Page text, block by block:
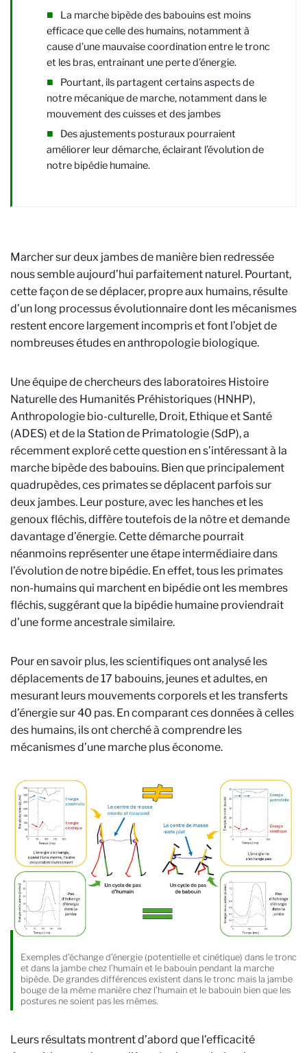
La marche bipède des babouins est moins
efficace que celle des humains, notamment à
cause d’une mauvaise coordination entre le tronc
et les bras, entrainant une perte d’énergie.
Pourtant, ils partagent certains aspects de
notre mécanique de marche, notamment dans le
mouvement des cuisses et des jambes
Des ajustements posturaux pourraient
améliorer leur démarche, éclairant l’évolution de
notre bipédie humaine.
Marcher sur deux jambes de manière bien redressée
nous semble aujourd’hui parfaitement naturel. Pourtant,
cette façon de se déplacer, propre aux humains, résulte
d’un long processus évolutionnaire dont les mécanismes
restent encore largement incompris et font l’objet de
nombreuses études en anthropologie biologique.
Une équipe de chercheurs des laboratoires Histoire
Naturelle des Humanités Préhistoriques (HNHP),
Anthropologie bio-culturelle, Droit, Ethique et Santé
(ADES) et de la Station de Primatologie (SdP), a
récemment exploré cette question en s’intéressant à la
marche bipède des babouins. Bien que principalement
quadrupèdes, ces primates se déplacent parfois sur
deux jambes. Leur posture, avec les hanches et les
genoux fléchis, diffère toutefois de la nôtre et demande
davantage d’énergie. Cette démarche pourrait
néanmoins représenter une étape intermédiaire dans
l’évolution de notre bipédie. En effet, tous les primates
non-humains qui marchent en bipédie ont les membres
fléchis, suggérant que la bipédie humaine proviendrait
d’une forme ancestrale similaire.
Pour en savoir plus, les scientifiques ont analysé les
déplacements de 17 babouins, jeunes et adultes, en
mesurant leurs mouvements corporels et les transferts
d’énergie sur 40 pas. En comparant ces données à celles
des humains, ils ont cherché à comprendre les
mécanismes d’une marche plus économe.
Exemples d’échange d’énergie (potentielle et cinétique) dans le tronc
et dans la jambe chez l’humain et le babouin pendant la marche
bipède. De grandes différences existent dans le tronc mais la jambe
bouge de la même manière chez l’humain et le babouin bien que les
postures ne soient pas les mêmes.
Leurs résultats montrent d’abord que l’efficacité